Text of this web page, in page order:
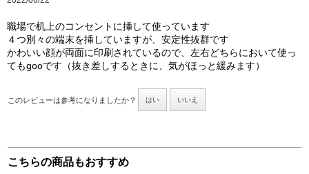
職場で机上のコンセントに挿して使っています
４つ別々の端末を挿していますが、安定性抜群です
かわいい顔が両面に印刷されているので、左右どちらにおいて使っ
てもgooです（抜き差しするときに、気がほっと緩みます）
このレビューは参考になりましたか？ はい いいえ
こちらの商品もおすすめ